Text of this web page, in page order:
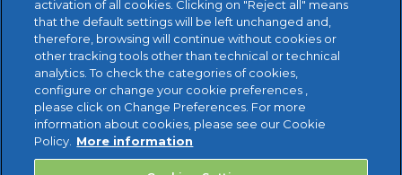
activation of all cookies. Clicking on "Reject all" means
that the default settings will be left unchanged and,
therefore, browsing will continue without cookies or
other tracking tools other than technical or technical
analytics. To check the categories of cookies,
configure or change your cookie preferences ,
please click on Change Preferences. For more
information about cookies, please see our Cookie
Policy. More information